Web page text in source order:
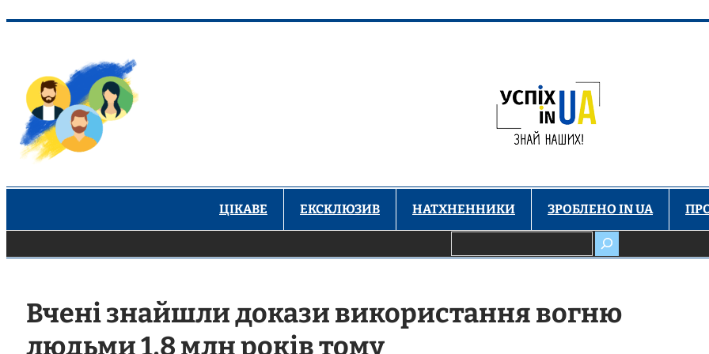
вмісту
ЦІКАВЕ ЕКСКЛЮЗИВ НАТХНЕННИКИ ЗРОБЛЕНО IN UA
Вчені знайшли докази використання вогню
людьми 1,8 млн років тому